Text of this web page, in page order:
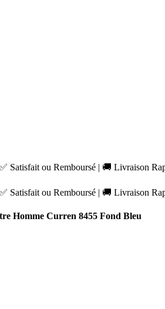
Satisfait ou Remboursé | 🚚 Livraison
Satisfait ou Remboursé | 🚚 Livraison
Homme Curren 8455 Fond Bleu